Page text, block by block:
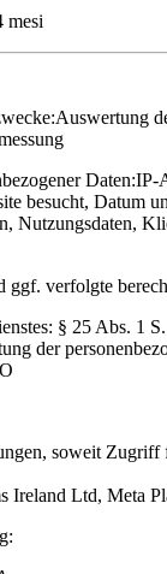
mesi
Auswertung
Daten:IP-
besucht, Datum
Nutzungsdaten,
ggf. verfolgte
§ 25 Abs. 1
der
soweit
Ireland Ltd, Meta